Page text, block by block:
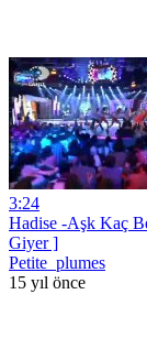
3:24
Hadise -Aşk Kaç
Giyer ]
Petite_plumes
15 yıl önce